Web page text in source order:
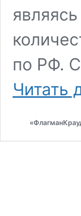
по РФ.
Читать